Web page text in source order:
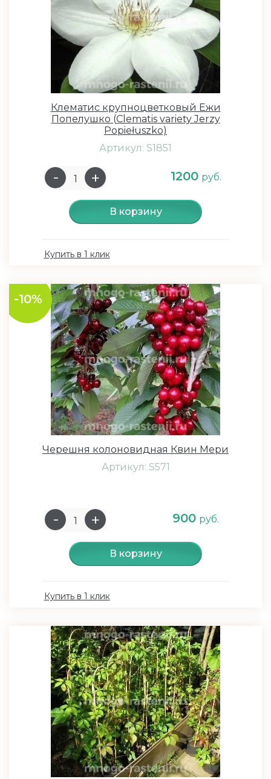
Клематис крупноцветковый Ежи
Попелушко (Clematis variety Jerzy
Popiełuszko)
Артикул: S1851
1200 руб.
В корзину
Купить в 1 клик
-10%
Черешня колоновидная Квин Мери
Артикул: S571
900 руб.
В корзину
Купить в 1 клик